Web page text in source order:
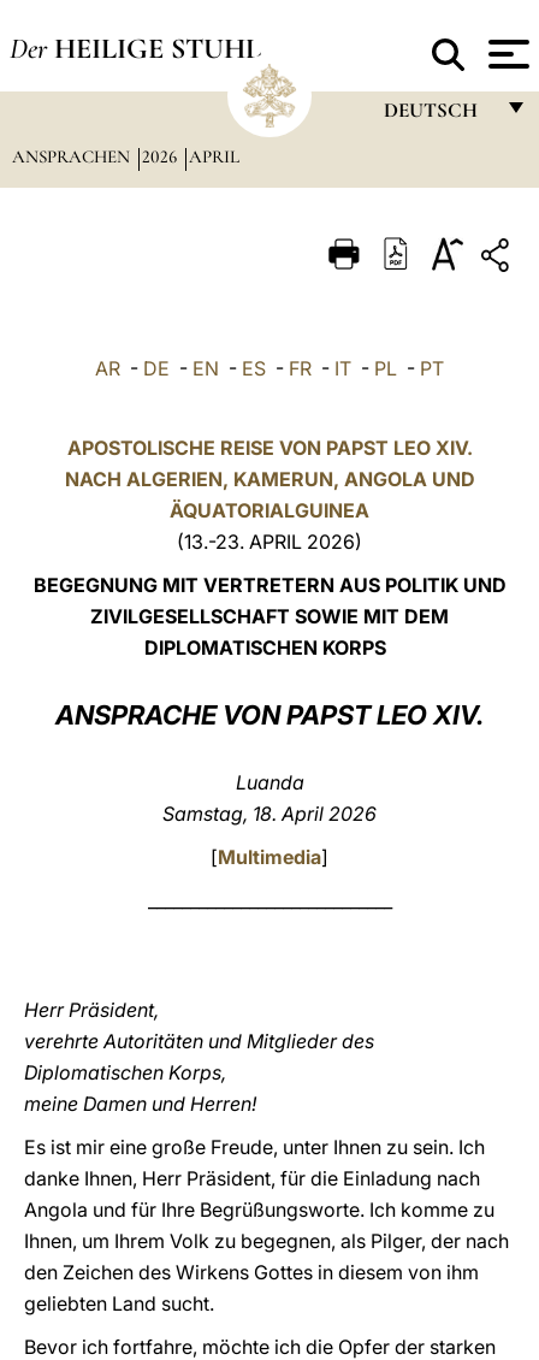
Der HEILIGE STUHL
DEUTSCH
ITALIANO
POLSKI
العربيّة
LATINE
ANSPRACHEN 2026 APRIL
AR - DE - EN - ES - FR - IT - PL - PT
APOSTOLISCHE REISE VON PAPST LEO XIV.
NACH ALGERIEN, KAMERUN, ANGOLAUND
ÄQUATORIALGUINEA
(13.-23. APRIL 2026)
BEGEGNUNG MIT VERTRETERN AUS POLITIK UND
ZIVILGESELLSCHAFT SOWIE MIT DEM
DIPLOMATISCHEN KORPS
ANSPRACHE VON PAPST LEO XIV.
Luanda
Samstag, 18. April 2026
[Multimedia]
Herr Präsident,
verehrte Autoritäten und Mitglieder des
Diplomatischen Korps,
meine Damen und Herren!
Es ist mir eine große Freude, unter Ihnen zu sein. Ich
danke Ihnen, Herr Präsident, für die Einladung nach
Angola und für Ihre Begrüßungsworte. Ich komme zu
Ihnen, um Ihrem Volk zu begegnen, als Pilger, der nach
den Zeichen des Wirkens Gottes in diesem von ihm
geliebten Land sucht.
Bevor ich fortfahre, möchte ich die Opfer der starken